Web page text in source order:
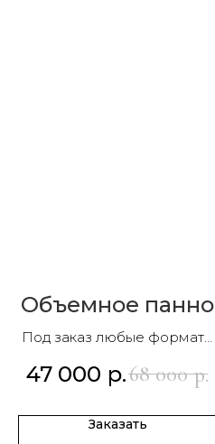
Объемное панно
Под заказ любые форматы
47 000 р.68 000 р.
Заказать